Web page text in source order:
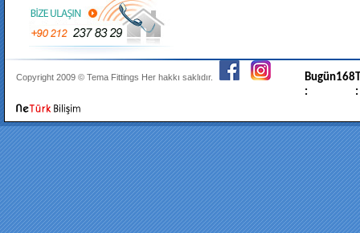
Copyright 2009 © Tema Fittings Her hakkı saklıdır.
Bugün
:
168
: